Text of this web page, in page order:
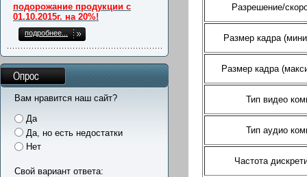
Разрешение/
Размер кадра
Размер кадра
Тип видео
Тип аудио
Частота
подорожание продукции с
01.10.2015г. на 20%!
подробнее...
Опрос
Вам нравится наш сайт?
Да
Да, но есть недостатки
Нет
Свой вариант ответа: